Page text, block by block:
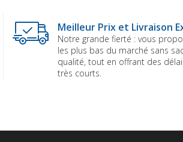
Meilleur Prix et Livraison
Notre grande fierté : vous
les plus bas du marché sans
qualité, tout en offrant des
très courts.